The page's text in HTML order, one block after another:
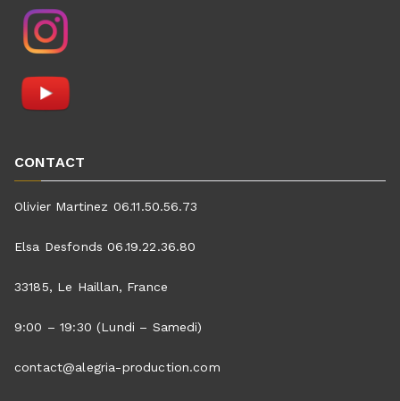
CONTACT
Olivier Martinez 06.11.50.56.73
Elsa Desfonds 06.19.22.36.80
33185, Le Haillan, France
9:00 – 19:30 (Lundi – Samedi)
contact@alegria-production.com